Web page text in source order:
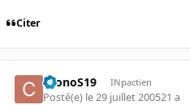
Citer
CronoS19 INpactien
Posté(e) le 29 juillet 200521 a